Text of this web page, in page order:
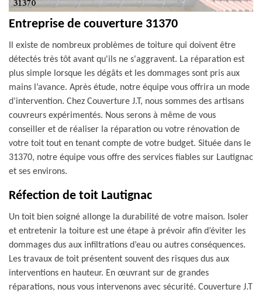
Entreprise de couverture 31370
Il existe de nombreux problèmes de toiture qui doivent être
détectés très tôt avant qu'ils ne s'aggravent. La réparation est
plus simple lorsque les dégâts et les dommages sont pris aux
mains l’avance. Après étude, notre équipe vous offrira un mode
d’intervention. Chez Couverture J.T, nous sommes des artisans
couvreurs expérimentés. Nous serons à même de vous
conseiller et de réaliser la réparation ou votre rénovation de
votre toit tout en tenant compte de votre budget. Située dans le
31370, notre équipe vous offre des services fiables sur Lautignac
et ses environs.
Réfection de toit Lautignac
Un toit bien soigné allonge la durabilité de votre maison. Isoler
et entretenir la toiture est une étape à prévoir afin d’éviter les
dommages dus aux infiltrations d’eau ou autres conséquences.
Les travaux de toit présentent souvent des risques dus aux
interventions en hauteur. En œuvrant sur de grandes
réparations, nous vous intervenons avec sécurité. Couverture J.T